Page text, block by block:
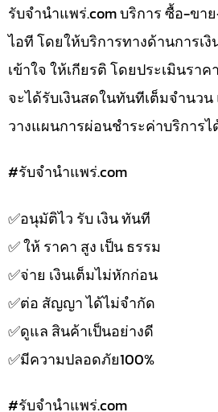
รับจํานําแพร่.com บริการ ซื้อ-ขา
ไอที โดยให้บริการทางด้านการเ
เข้าใจ ให้เกียรติ โดยประเมินรา
จะได้รับเงินสดในทันทีเต็มจำนว
วางแผนการผ่อนชำระค่าบริการ
#รับจํานําแพร่.com
✅️อนุมัติไว รับ เงิน ทันที
✅️ ให้ ราคา สูง เป็น ธรรม
✅️จ่าย เงินเต็มไม่หักก่อน
✅️ต่อ สัญญา ได้ไม่จำกัด
✅️ดูแล สินค้าเป็นอย่างดี
✅️มีความปลอดภัย100%
#รับจํานําแพร่.com